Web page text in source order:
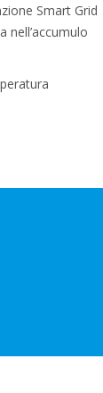
Smart Grid